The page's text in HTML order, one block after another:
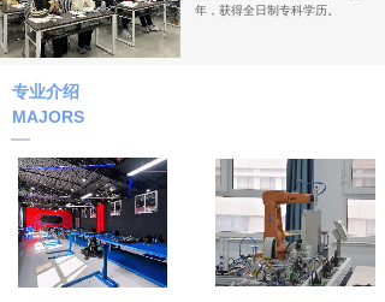
年，获得全日制专科学历。
专业介绍
MAJORS